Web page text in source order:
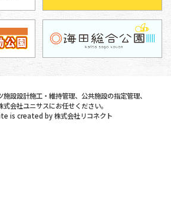
施設設計施工・維持管理、公共施設の指定管理、
式会社ユニサスにお任せください。
is created by株式会社リコネクト